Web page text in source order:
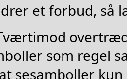
et forbud, så
som regel
sesamboller